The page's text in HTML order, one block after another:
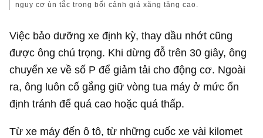
nguy cơ ùn tắc trong bối cảnh giá xăng tăng cao.
Việc bảo dưỡng xe định kỳ, thay dầu nhớt cũng
được ông chú trọng. Khi dừng đỗ trên 30 giây, ông
chuyển xe về số P để giảm tải cho động cơ. Ngoài
ra, ông luôn cố gắng giữ vòng tua máy ở mức ổn
định tránh để quá cao hoặc quá thấp.
Từ xe máy đến ô tô, từ những cuốc xe vài kilomet